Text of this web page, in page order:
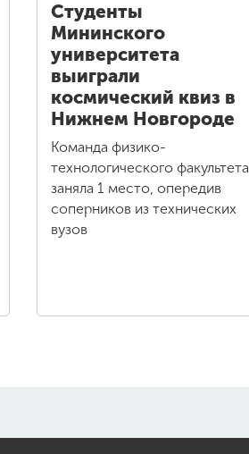
Студенты
Мининского
университета
выиграли
космический квиз в
Нижнем Новгороде
Команда физико-
технологического факультета
заняла 1 место, опередив
соперников из технических
вузов